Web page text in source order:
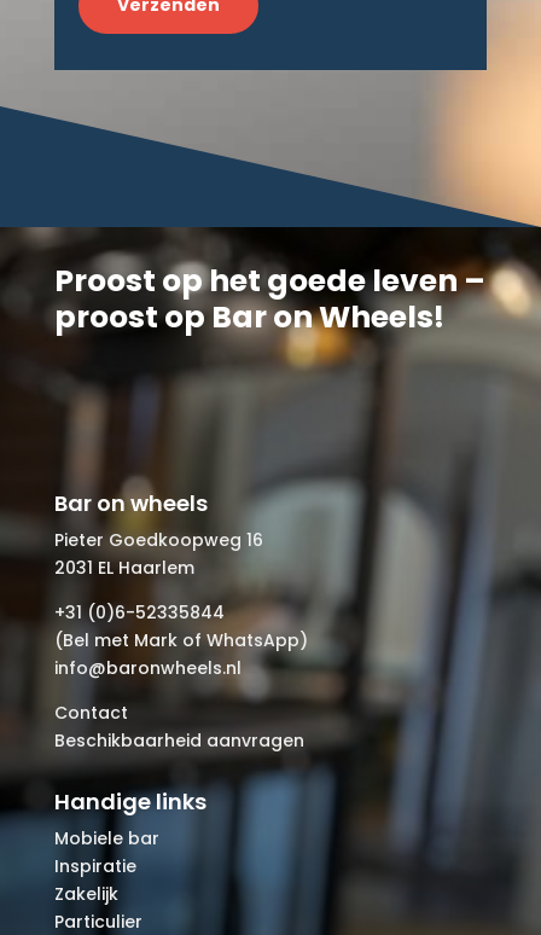
Proost op het goede leven –
proost op Bar on Wheels!
Bar on wheels
Pieter Goedkoopweg 16
2031 EL Haarlem
+31 (0)6-52335844
(Bel met Mark of WhatsApp)
info@baronwheels.nl
Contact
Beschikbaarheid aanvragen
Handige links
Mobiele bar
Inspiratie
Zakelijk
Particulier